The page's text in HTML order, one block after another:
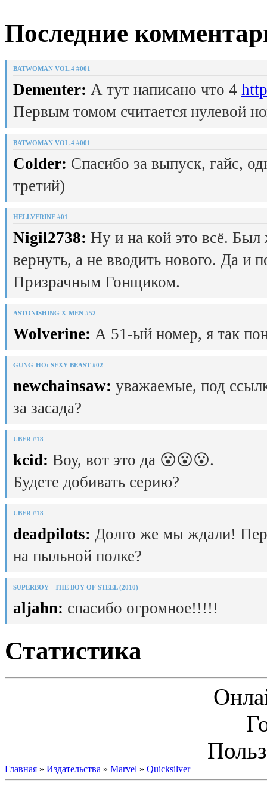
Последние
BATWOMAN VOL.4 #001
Dementer: А тут написано что 4
Первым томом считается нулевой
BATWOMAN VOL.4 #001
Colder: Спасибо за выпуск, гайс,
третий)
HELLVERINE #01
Nigil2738: Ну и на кой это всё.
вернуть, а не вводить нового. Да и
Призрачным Гонщиком.
ASTONISHING X-MEN #52
Wolverine: А 51-ый номер, я так
GUNG-HO: SEXY BEAST #02
newchainsaw: уважаемые, под
за засада?
UBER #18
kcid: Воу, вот это да 😮😮😮.
Будете добивать серию?
UBER #18
deadpilots: Долго же мы ждали!
на пыльной полке?
SUPERBOY - THE BOY OF STEEL (2010)
aljahn: спасибо огромное!!!!!
Статистика
Главная » Издательства » Marvel » Quicksilver